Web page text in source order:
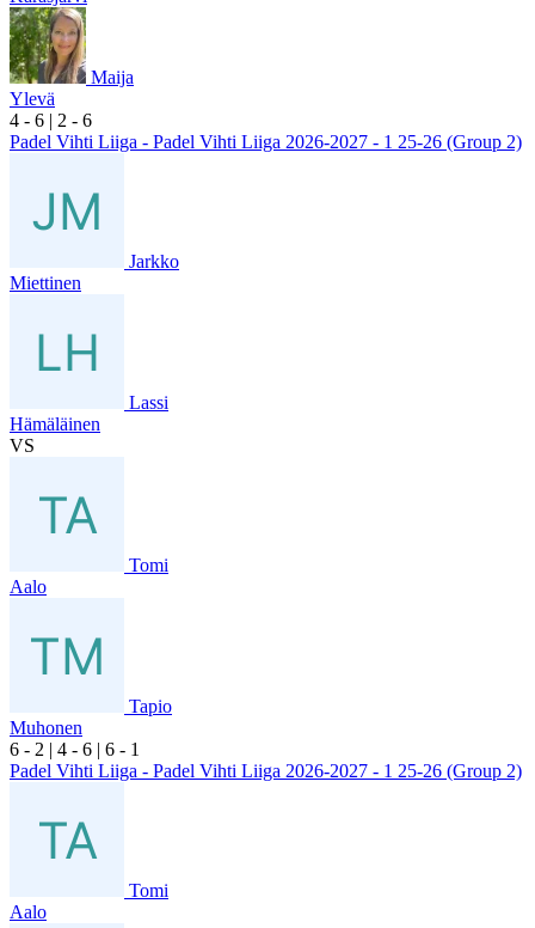
Maija
Ylevä
4 - 6 | 2 - 6
Padel Vihti Liiga - Padel Vihti Liiga 2026-2027 - 1 25-26 (Group 2)
Jarkko
Miettinen
Lassi
Hämäläinen
VS
Tomi
Aalo
Tapio
Muhonen
6 - 2 | 4 - 6 | 6 - 1
Padel Vihti Liiga - Padel Vihti Liiga 2026-2027 - 1 25-26 (Group 2)
Tomi
Aalo